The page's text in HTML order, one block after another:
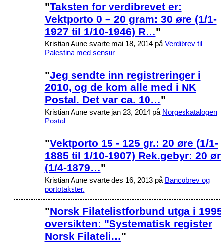
"Taksten for verdibrevet er:
Vektporto 0 – 20 gram: 30 øre (1/1-
1927 til 1/10-1946) R…"
Kristian Aune svarte mai 18, 2014 på Verdibrev til
Palestina med sensur
"Jeg sendte inn registreringer i
2010, og de kom alle med i NK
Postal. Det var ca. 10…"
Kristian Aune svarte jan 23, 2014 på Norgeskatalogen
Postal
"Vektporto 15 - 125 gr.: 20 øre (1/1-
1885 til 1/10-1907) Rek.gebyr: 20
(1/4-1879…"
Kristian Aune svarte des 16, 2013 på Bancobrev og
portotakster.
"Norsk Filatelistforbund utga i
oversikten: "Systematisk register
Norsk Filateli…"